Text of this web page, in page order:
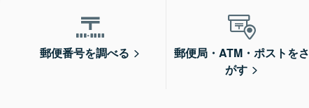
郵便番号を調べる
郵便局・ATM・ポストをさ
がす